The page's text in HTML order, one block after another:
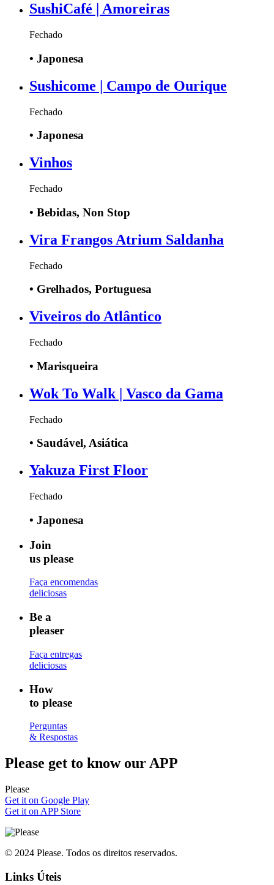
SushiCafé | Amoreiras
Fechado
• Japonesa
Sushicome | Campo de Ourique
Fechado
• Japonesa
Vinhos
Fechado
• Bebidas, Non Stop
Vira Frangos Atrium Saldanha
Fechado
• Grelhados, Portuguesa
Viveiros do Atlântico
Fechado
• Marisqueira
Wok To Walk | Vasco da Gama
Fechado
• Saudável, Asiática
Yakuza First Floor
Fechado
• Japonesa
Join
us please
Faça encomendas
deliciosas
Be a
pleaser
Faça entregas
deliciosas
How
to please
Perguntas
& Respostas
Please get to know our APP
Please
Get it on Google Play
Get it on APP Store
© 2024 Please. Todos os direitos reservados.
Links Úteis